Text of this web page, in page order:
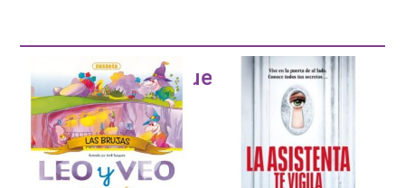
Artículos que pueden interesarte